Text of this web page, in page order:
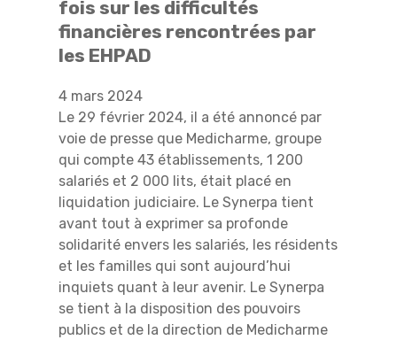
fois sur les difficultés
financières rencontrées par
les EHPAD
4 mars 2024
Le 29 février 2024, il a été annoncé par
voie de presse que Medicharme, groupe
qui compte 43 établissements, 1 200
salariés et 2 000 lits, était placé en
liquidation judiciaire. Le Synerpa tient
avant tout à exprimer sa profonde
solidarité envers les salariés, les résidents
et les familles qui sont aujourd’hui
inquiets quant à leur avenir. Le Synerpa
se tient à la disposition des pouvoirs
publics et de la direction de Medicharme